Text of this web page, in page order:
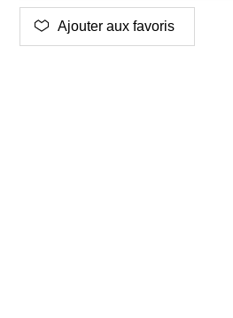
Ajouter aux favoris